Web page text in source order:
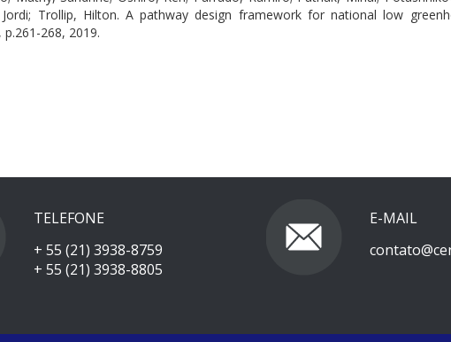
Trollip, Hilton. A pathway design framework for national low
268, 2019.
TELEFONE
+ 55 (21) 3938-8759
+ 55 (21) 3938-8805
E-MAIL